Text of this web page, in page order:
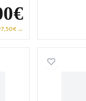
€ →
Bouyssou X Lettre X